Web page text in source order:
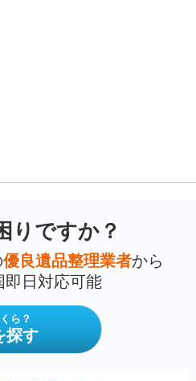
りですか？
優良遺品整理業者から
即日対応可能
ら？
探す